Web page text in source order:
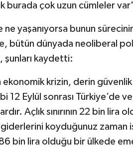
burada çok uzun cümleler
ne yaşanıyorsa bunun
bütün dünyada neoliberal
şunları kaydetti:
ekonomik krizin, derin
12 Eylül sonrası Türkiye’de
Açlık sınırının 22 bin lira
koyduğunuz zaman
86 bin lira olduğu bir ülkede